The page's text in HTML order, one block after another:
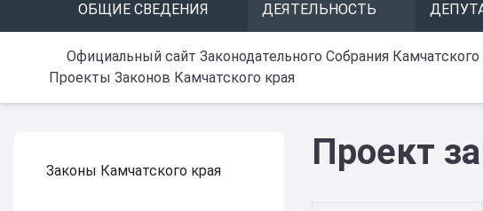
ОБЩИЕ СВЕДЕНИЯ ДЕЯТЕЛЬНОСТЬ
Официальный сайт Законодательного Собрания Камчатского
Проекты Законов Камчатского края
Законы Камчатского края Проект